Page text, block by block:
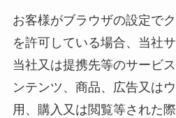
お客様がブラウザの設定で
を許可している場合、当社
当社又は提携先等のサービ
ンテンツ、商品、広告又は
用、購入又は閲覧等された